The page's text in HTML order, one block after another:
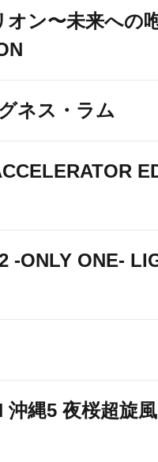
オン〜未来への
ネス・ラム
-ONLY ONE-
沖縄5 夜桜超旋